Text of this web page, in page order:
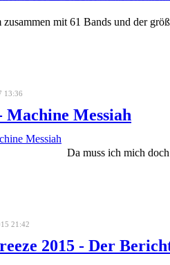
zusammen mit 61 Bands und der
13:36
Machine Messiah
Da muss ich mich
21:42
2015 - Der